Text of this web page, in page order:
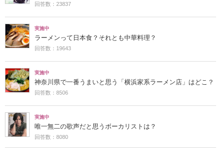
回答数：23837
実施中
ラーメンって日本食？それとも中華料理？
回答数：19643
実施中
神奈川県で一番うまいと思う「横浜家系ラーメン店」はどこ？
回答数：8506
実施中
唯一無二の歌声だと思うボーカリストは？
回答数：8080